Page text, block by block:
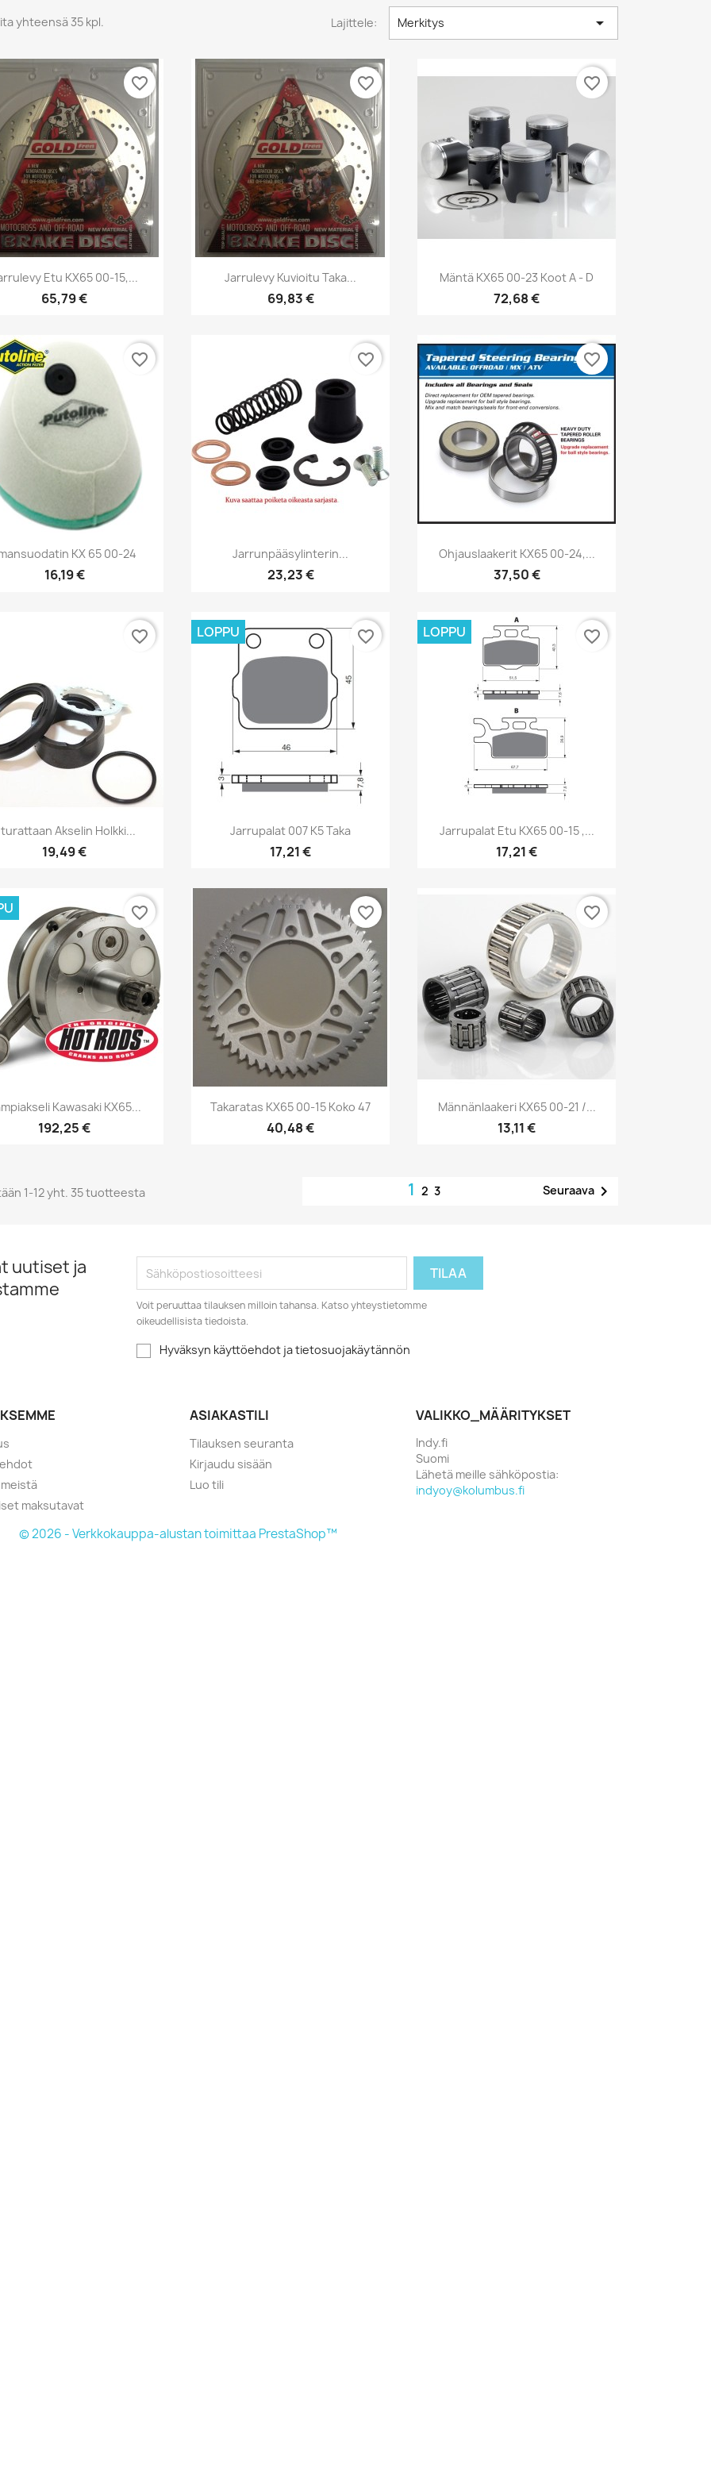
yhteensä 35 kpl. Lajittele: Merkitys 
Pikakatselu
Etu KX65 00-15,...
65,79 €
favorite_border
Pikakatselu
Jarrulevy Kuvioitu Taka...
69,83 €
favorite_border
Pikakatselu
Mäntä KX65 00-23 Koot A - D
72,68 €
favorite_border
Pikakatselu
KX 65 00-24
16,19 €
favorite_border
Pikakatselu
Jarrunpääsylinterin...
23,23 €
favorite_border
Pikakatselu
Ohjauslaakerit KX65 00-24,...
37,50 €
favorite_border
Pikakatselu
Akselin Holkki...
19,49 €
favorite_border
Pikakatselu
Jarrupalat 007 K5 Taka
17,21 €
LOPPU favorite_border
Pikakatselu
Jarrupalat Etu KX65 00-15 ,...
17,21 €
LOPPU favorite_border
Pikakatselu
Kawasaki KX65...
192,25 €
favorite_border
 Pikakatselu
Takaratas KX65 00-15 Koko 47
40,48 €
favorite_border
Pikakatselu
Männänlaakeri KX65 00-21 /...
13,11 €
favorite_border
1-12 yht. 35 tuotteesta 123 Seuraava
uutiset ja
Voit peruuttaa tilauksen milloin tahansa. Katso yhteystietomme
oikeudellisista tiedoista.
Hyväksyn käyttöehdot ja tietosuojakäytännön
maksutavat
ASIAKASTILI
Tilauksen seuranta
Kirjaudu sisään
Luo tili
VALIKKO_MÄÄRITYKSET
Indy.fi
Suomi
Lähetä meille sähköpostia:
indyoy@kolumbus.fi
© 2026 - Verkkokauppa-alustan toimittaa PrestaShop™